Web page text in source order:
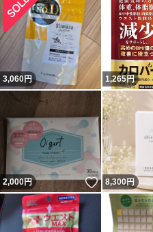
3,060円 1,265円
2,000円 いいね！
8,300円